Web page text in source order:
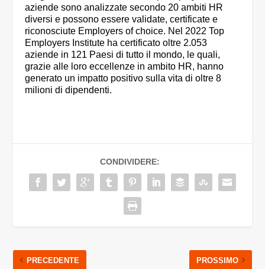
aziende sono analizzate secondo 20 ambiti HR
diversi e possono essere validate, certificate e
riconosciute Employers of choice. Nel 2022 Top
Employers Institute ha certificato oltre 2.053
aziende in 121 Paesi di tutto il mondo, le quali,
grazie alle loro eccellenze in ambito HR, hanno
generato un impatto positivo sulla vita di oltre 8
milioni di dipendenti.
CONDIVIDERE:
PRECEDENTE PROSSIMO